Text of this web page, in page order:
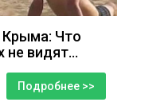
Крыма: Что
видят...
Подробнее >>